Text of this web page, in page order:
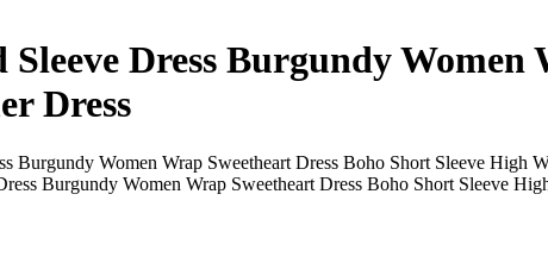
Dress Burgundy Women
Dress
Burgundy Women Wrap Sweetheart Dress Boho Short Sleeve High
Burgundy Women Wrap Sweetheart Dress Boho Short Sleeve